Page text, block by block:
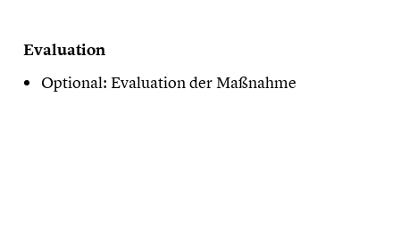
​Evaluation
Optional: Evaluation der Maßnahme